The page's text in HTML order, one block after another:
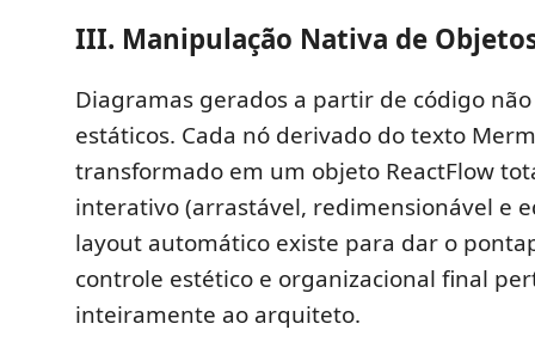
III. Manipulação Nativa de
Diagramas gerados a partir de código
estáticos. Cada nó derivado do texto
transformado em um objeto ReactFlow
interativo (arrastável, redimensionável e
layout automático existe para dar o
controle estético e organizacional final
inteiramente ao arquiteto.